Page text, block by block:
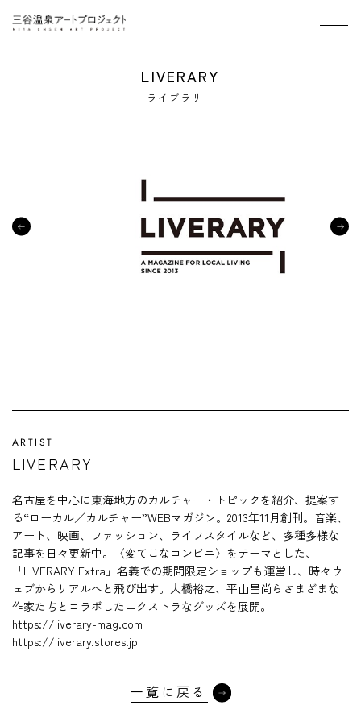
メニ
LIVERARY
ライブラリー
ARTIST
LIVERARY
名古屋を中心に東海地方のカルチャー・トピックを紹介、提案す
る“ローカル／カルチャー”WEBマガジン。2013年11月創刊。音楽、
アート、映画、ファッション、ライフスタイルなど、多種多様な
記事を日々更新中。〈変てこなコンビニ〉をテーマとした、
「LIVERARY Extra」名義での期間限定ショップも運営し、時々ウ
ェブからリアルへと飛び出す。大橋裕之、平山昌尚らさまざまな
作家たちとコラボしたエクストラなグッズを展開。
https://liverary-mag.com
https://liverary.stores.jp
一覧に戻る